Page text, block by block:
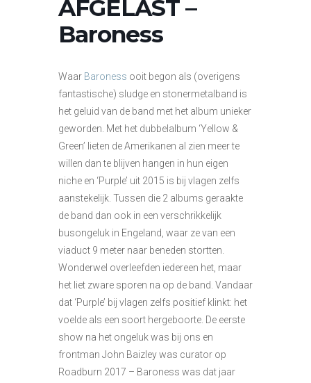
AFGELAST –
Baroness
Waar Baroness ooit begon als (overigens
fantastische) sludge en stonermetalband is
het geluid van de band met het album unieker
geworden. Met het dubbelalbum ‘Yellow &
Green’ lieten de Amerikanen al zien meer te
willen dan te blijven hangen in hun eigen
niche en ‘Purple’ uit 2015 is bij vlagen zelfs
aanstekelijk. Tussen die 2 albums geraakte
de band dan ook in een verschrikkelijk
busongeluk in Engeland, waar ze van een
viaduct 9 meter naar beneden stortten.
Wonderwel overleefden iedereen het, maar
het liet zware sporen na op de band. Vandaar
dat ‘Purple’ bij vlagen zelfs positief klinkt: het
voelde als een soort hergeboorte. De eerste
show na het ongeluk was bij ons en
frontman John Baizley was curator op
Roadburn 2017 – Baroness was dat jaar